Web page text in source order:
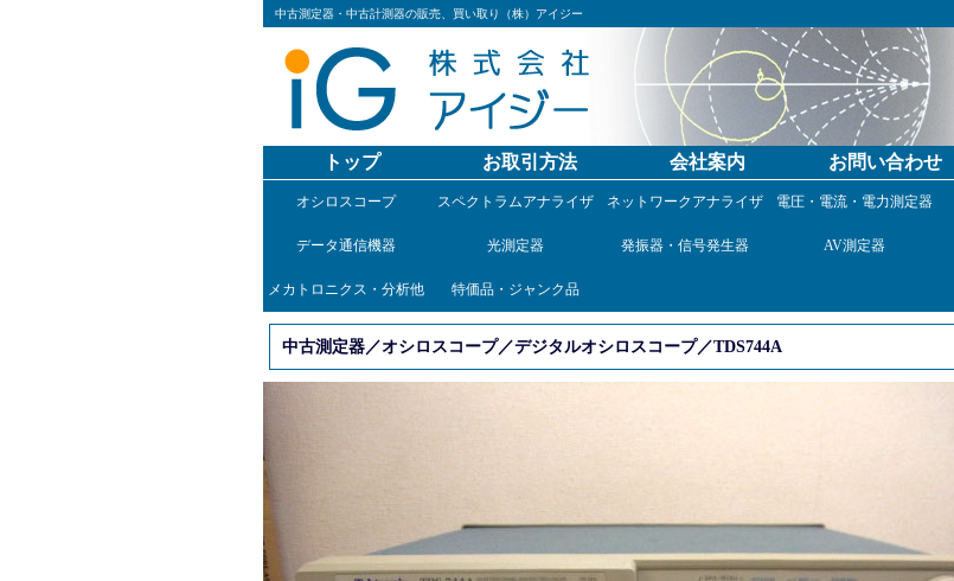
中古測定器・中古計測器の販売、買い取り（株）アイジー
トップ お取引方法 会社案内 お問い合わせ
オシロスコープ スペクトラムアナライザ ネットワークアナライザ 電圧・電流・電力測定器
データ通信機器 光測定器 発振器・信号発生器 AV測定器
メカトロニクス・分析他 特価品・ジャンク品
中古測定器／オシロスコープ／デジタルオシロスコープ／TDS744A